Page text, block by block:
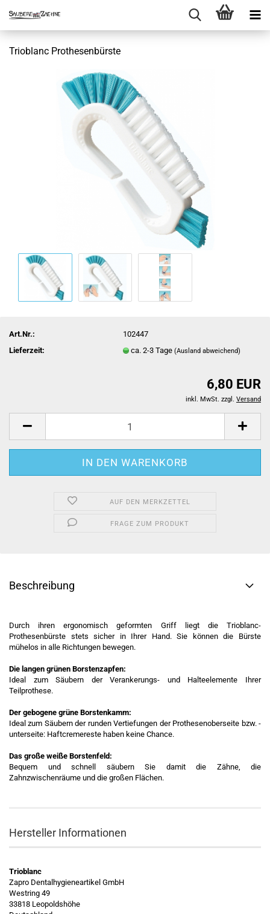
Trioblanc Prothesenbürste
Art.Nr.:
102447
Lieferzeit:
ca. 2-3 Tage(Ausland abweichend)
6,80 EUR
inkl. MwSt. zzgl. Versand
AUF DEN MERKZETTEL
FRAGE ZUM PRODUKT
Beschreibung
Durch ihren ergonomisch geformten Griff liegt die Trioblanc-
Prothesenbürste stets sicher in Ihrer Hand. Sie können die Bürste
mühelos in alle Richtungen bewegen.
Die langen grünen Borstenzapfen:
Ideal zum Säubern der Verankerungs- und Halteelemente Ihrer
Teilprothese.
Der gebogene grüne Borstenkamm:
Ideal zum Säubern der runden Vertiefungen der Prothesenoberseite bzw. -
unterseite: Haftcremereste haben keine Chance.
Das große weiße Borstenfeld:
Bequem und schnell säubern Sie damit die Zähne, die
Zahnzwischenräume und die großen Flächen.
Hersteller Informationen
Trioblanc
Zapro Dentalhygieneartikel GmbH
Westring 49
33818 Leopoldshöhe